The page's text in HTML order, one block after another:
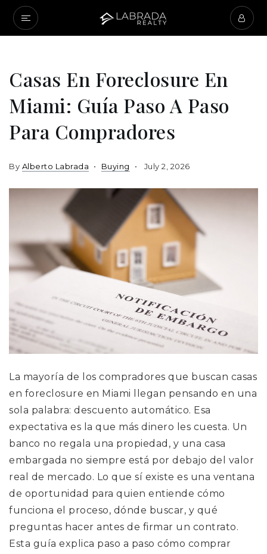
Casas En Foreclosure En
Miami: Guía Paso A Paso
Para Compradores
By Alberto Labrada Buying July 2, 2026
La mayoría de los compradores que buscan casas
en foreclosure en Miami llegan pensando en una
sola palabra: descuento automático. Esa
expectativa es la que más dinero les cuesta. Un
banco no regala una propiedad, y una casa
embargada no siempre está por debajo del valor
real de mercado. Lo que sí existe es una ventana
de oportunidad para quien entiende cómo
funciona el proceso, dónde buscar, y qué
preguntas hacer antes de firmar un contrato.
Esta guía explica paso a paso cómo comprar